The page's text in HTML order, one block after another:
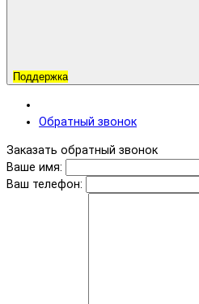
Поддержка
Обратный звонок
Заказать обратный звонок
Ваше имя:
Ваш телефон: